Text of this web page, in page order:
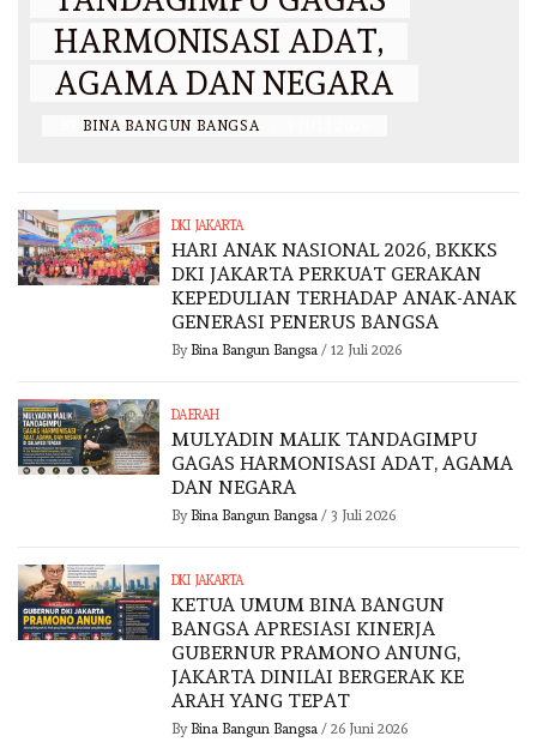
HARMONISASI ADAT,
AGAMA DAN NEGARA
BINA BANGUN BANGSA
DKI JAKARTA
HARI ANAK NASIONAL 2026, BKKKS
DKI JAKARTA PERKUAT GERAKAN
KEPEDULIAN TERHADAP ANAK-ANAK
GENERASI PENERUS BANGSA
By Bina Bangun Bangsa/ 12 Juli 2026
DAERAH
MULYADIN MALIK TANDAGIMPU
GAGAS HARMONISASI ADAT, AGAMA
DAN NEGARA
By Bina Bangun Bangsa/ 3 Juli 2026
DKI JAKARTA
KETUA UMUM BINA BANGUN
BANGSA APRESIASI KINERJA
GUBERNUR PRAMONO ANUNG,
JAKARTA DINILAI BERGERAK KE
ARAH YANG TEPAT
By Bina Bangun Bangsa/ 26 Juni 2026